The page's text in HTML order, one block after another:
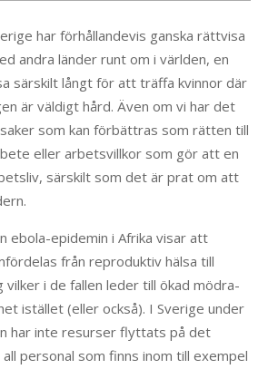
har förhållandevis ganska rättvisa
andra länder runt om i världen, en
särskilt långt för att träffa kvinnor där
är väldigt hård. Även om vi har det
som kan förbättras som rätten till
eller arbetsvillkor som gör att en
särskilt som det är prat om att
ebola-epidemin i Afrika visar att
från reproduktiv hälsa till
vilker i de fallen leder till ökad mödra-
istället (eller också). I Sverige under
har inte resurser flyttats på det
personal som finns inom till exempel